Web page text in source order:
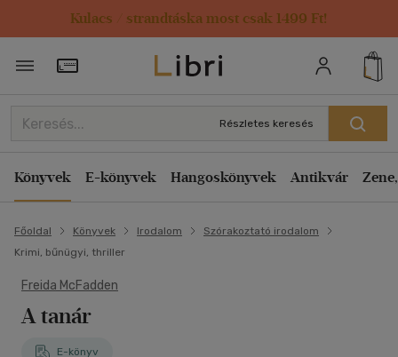
Kulacs / strandtáska most csak 1499 Ft!
Törzsvásárlói Kártya adatai
Részletes keresés
Könyvek E-könyvek Hangoskönyvek Antikvár
Főoldal Könyvek Irodalom
Szórakoztató irodalom
Krimi, bűnügyi, thriller
Freida McFadden
A tanár
E-könyv